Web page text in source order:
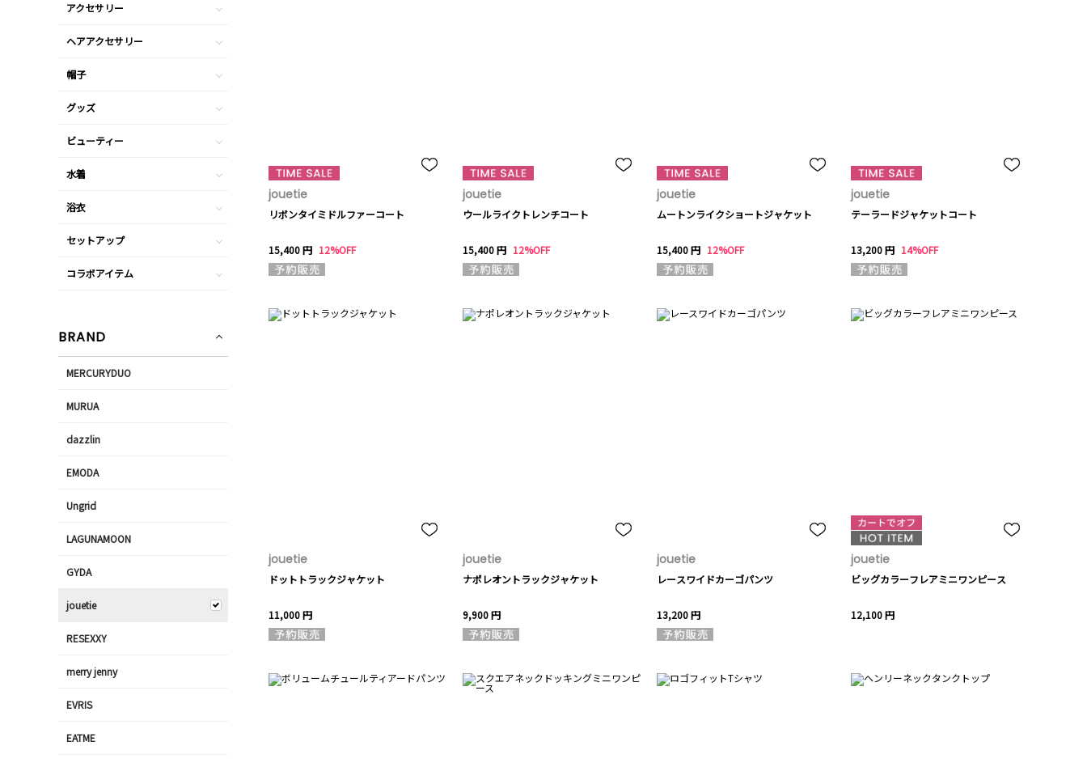
jouetie
リボンタイミドルファーコート
15,400 円 12%OFF
jouetie
ウールライクトレンチコート
15,400 円 12%OFF
jouetie
ムートンライクショートジャケット
15,400 円 12%OFF
jouetie
テーラードジャケットコート
13,200 円 14%OFF
jouetie
ドットトラックジャケット
11,000 円
jouetie
ナポレオントラックジャケット
9,900 円
jouetie
レースワイドカーゴパンツ
13,200 円
jouetie
ビッグカラーフレアミニワンピース
12,100 円
アクセサリー
ヘアアクセサリー
帽子
グッズ
ビューティー
水着
浴衣
セットアップ
コラボアイテム
BRAND
MERCURYDUO
MURUA
dazzlin
EMODA
Ungrid
LAGUNAMOON
GYDA
jouetie
RESEXXY
merry jenny
EVRIS
EATME